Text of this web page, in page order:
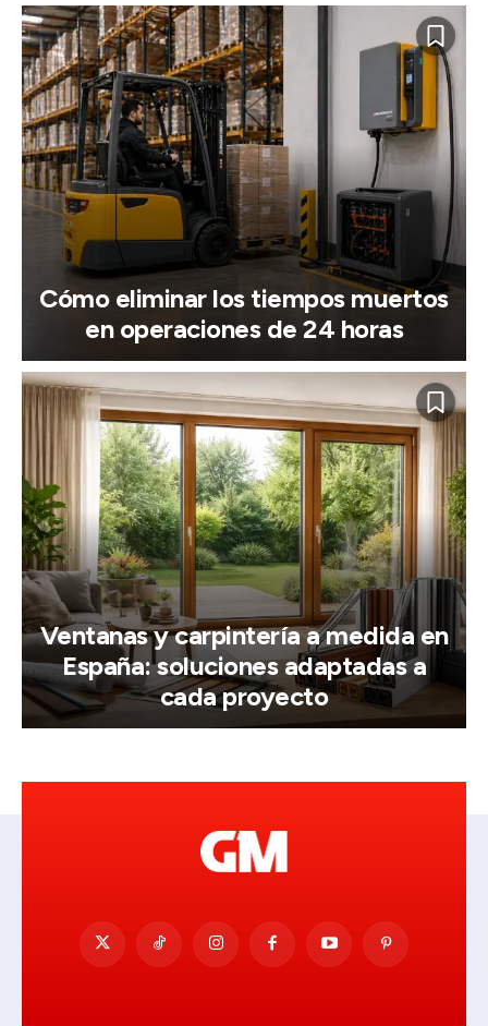
Cómo eliminar los tiempos muertos
en operaciones de 24 horas
Ventanas y carpintería a medida en
España: soluciones adaptadas a
cada proyecto